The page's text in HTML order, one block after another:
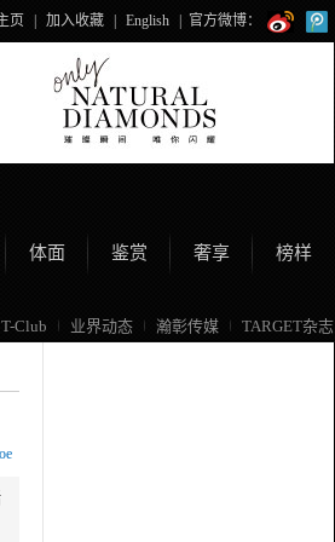
页 加入收藏 English 官方微博：
体面 鉴赏 奢享 榜样
T-Club 业界动态 瀚彰传媒 TARGET杂志